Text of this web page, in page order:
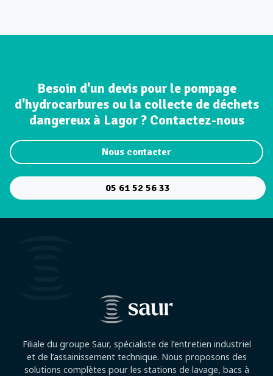
Besoin d'un devis pour le pompage
d'hydrocarbures ou la collecte de déchets
dangereux à Lagor ? Contactez-nous
Nous contacter
05 61 52 56 33
Filiale du groupe Saur, spécialiste de l’entretien industriel
et de l’assainissement technique. Nous proposons des
solutions complètes pour les stations de lavage, bacs à